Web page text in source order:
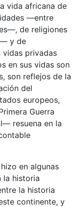
vida africana de
—entre
de religiones
y de
vidas privadas
en sus vidas son
son reflejos de la
del
europeos,
Guerra
resuena en la
en algunas
la historia
la historia
continente, y